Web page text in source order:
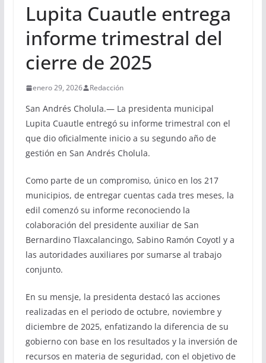
Lupita Cuautle entrega
informe trimestral del
cierre de 2025
enero 29, 2026 Redacción
San Andrés Cholula.— La presidenta municipal
Lupita Cuautle entregó su informe trimestral con el
que dio oficialmente inicio a su segundo año de
gestión en San Andrés Cholula.
Como parte de un compromiso, único en los 217
municipios, de entregar cuentas cada tres meses, la
edil comenzó su informe reconociendo la
colaboración del presidente auxiliar de San
Bernardino Tlaxcalancingo, Sabino Ramón Coyotl y a
las autoridades auxiliares por sumarse al trabajo
conjunto.
En su mensje, la presidenta destacó las acciones
realizadas en el periodo de octubre, noviembre y
diciembre de 2025, enfatizando la diferencia de su
gobierno con base en los resultados y la inversión de
recursos en materia de seguridad, con el objetivo de